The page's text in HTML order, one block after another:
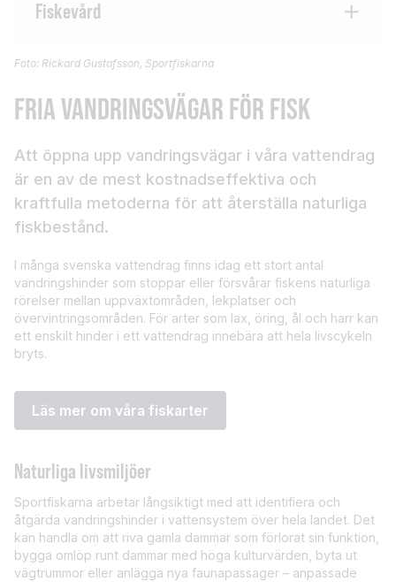
Fiskevård
Foto: Rickard Gustafsson, Sportfiskarna
FRIA VANDRINGSVÄGAR FÖR FISK
Att öppna upp vandringsvägar i våra vattendrag
är en av de mest kostnadseffektiva och
kraftfulla metoderna för att återställa naturliga
fiskbestånd.
I många svenska vattendrag finns idag ett stort antal
vandringshinder som stoppar eller försvårar fiskens naturliga
rörelser mellan uppväxtområden, lekplatser och
övervintringsområden. För arter som lax, öring, ål och harr kan
ett enskilt hinder i ett vattendrag innebära att hela livscykeln
bryts.
Läs mer om våra fiskarter
Naturliga livsmiljöer
Sportfiskarna arbetar långsiktigt med att identifiera och
åtgärda vandringshinder i vattensystem över hela landet. Det
kan handla om att riva gamla dammar som förlorat sin funktion,
bygga omlöp runt dammar med höga kulturvärden, byta ut
vägtrummor eller anlägga nya faunapassager – anpassade